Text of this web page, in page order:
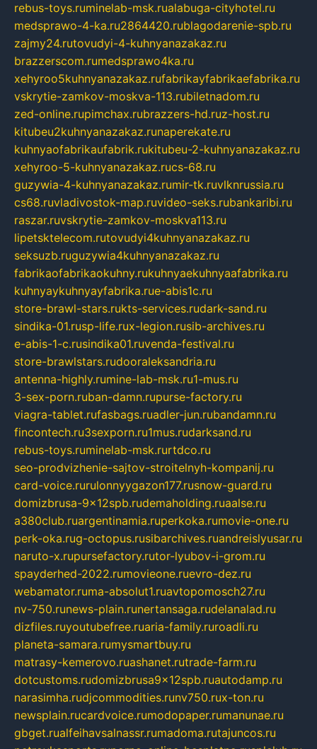
rebus-toys.ruminelab-msk.rualabuga-cityhotel.ru
medsprawo-4-ka.ru2864420.rublagodarenie-spb.ru
zajmy24.rutovudyi-4-kuhnyanazakaz.ru
brazzerscom.rumedsprawo4ka.ru
xehyroo5kuhnyanazakaz.rufabrikayfabrikaefabrika.ru
vskrytie-zamkov-moskva-113.rubiletnadom.ru
zed-online.rupimchax.rubrazzers-hd.ruz-host.ru
kitubeu2kuhnyanazakaz.runaperekate.ru
kuhnyaofabrikaufabrik.rukitubeu-2-kuhnyanazakaz.ru
xehyroo-5-kuhnyanazakaz.rucs-68.ru
guzywia-4-kuhnyanazakaz.rumir-tk.ruvlknrussia.ru
cs68.ruvladivostok-map.ruvideo-seks.rubankaribi.ru
raszar.ruvskrytie-zamkov-moskva113.ru
lipetsktelecom.rutovudyi4kuhnyanazakaz.ru
seksuzb.ruguzywia4kuhnyanazakaz.ru
fabrikaofabrikaokuhny.rukuhnyaekuhnyaafabrika.ru
kuhnyaykuhnyayfabrika.rue-abis1c.ru
store-brawl-stars.rukts-services.rudark-sand.ru
sindika-01.rusp-life.rux-legion.rusib-archives.ru
e-abis-1-c.rusindika01.ruvenda-festival.ru
store-brawlstars.rudooraleksandria.ru
antenna-highly.rumine-lab-msk.ru1-mus.ru
3-sex-porn.ruban-damn.rupurse-factory.ru
viagra-tablet.rufasbags.ruadler-jun.rubandamn.ru
fincontech.ru3sexporn.ru1mus.rudarksand.ru
rebus-toys.ruminelab-msk.rurtdco.ru
seo-prodvizhenie-sajtov-stroitelnyh-kompanij.ru
card-voice.rurulonnyygazon177.rusnow-guard.ru
domizbrusa-9x12spb.rudemaholding.ruaalse.ru
a380club.ruargentinamia.ruperkoka.rumovie-one.ru
perk-oka.rug-octopus.rusibarchives.ruandreislyusar.ru
naruto-x.rupursefactory.rutor-lyubov-i-grom.ru
spayderhed-2022.rumovieone.ruevro-dez.ru
webamator.ruma-absolut1.ruavtopomosch27.ru
nv-750.runews-plain.runertansaga.rudelanalad.ru
dizfiles.ruyoutubefree.ruaria-family.ruroadli.ru
planeta-samara.rumysmartbuy.ru
matrasy-kemerovo.ruashanet.rutrade-farm.ru
dotcustoms.rudomizbrusa9x12spb.ruautodamp.ru
narasimha.rudjcommodities.runv750.rux-ton.ru
newsplain.rucardvoice.rumodopaper.rumanunae.ru
gbget.rualfeihavsalnassr.rumadoma.rutajuncos.ru